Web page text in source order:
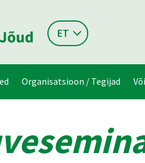
ET
Organisatsioon / Tegijad